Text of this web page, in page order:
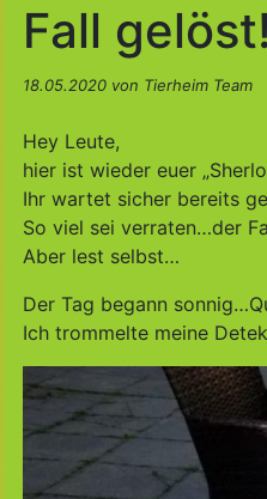
Fall gelöst!
18.05.2020 von Tierheim Team
Hey Leute,
hier ist wieder euer
Ihr wartet sicher bereits
So viel sei verraten…der
Aber lest selbst…
Der Tag begann
Ich trommelte meine